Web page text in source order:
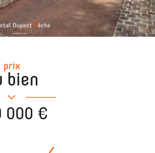
prix
bien
000 €